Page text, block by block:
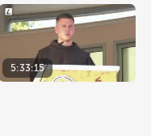
5:33:15